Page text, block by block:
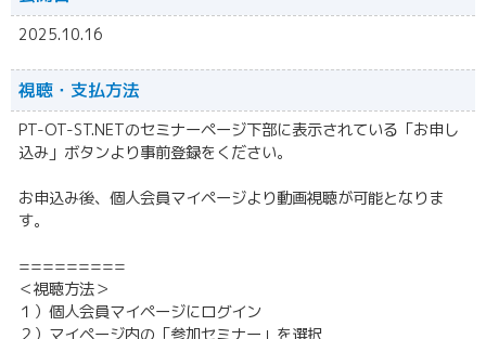
2025.10.16
視聴・ 支払方法
PT-OT-ST.NETのセミナーページ下部に表示されている「お申し
込み」ボタンより事前登録をください。
お申込み後、個人会員マイページより動画視聴が可能となりま
す。
=========
＜視聴方法＞
１）個人会員マイページにログイン
２）マイページ内の「参加セミナー」を選択